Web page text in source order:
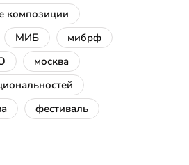
композиции
МИБ
мибрф
москва
фестиваль